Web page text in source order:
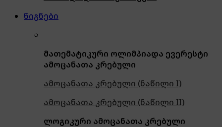
წიგნები
მათემატიკური ოლიმპიადა ევერესტი
ამოცანათა კრებული
ამოცანათა კრებული (ნაწილი I)
ამოცანათა კრებული (ნაწილი II)
ლოგიკური ამოცანათა კრებული